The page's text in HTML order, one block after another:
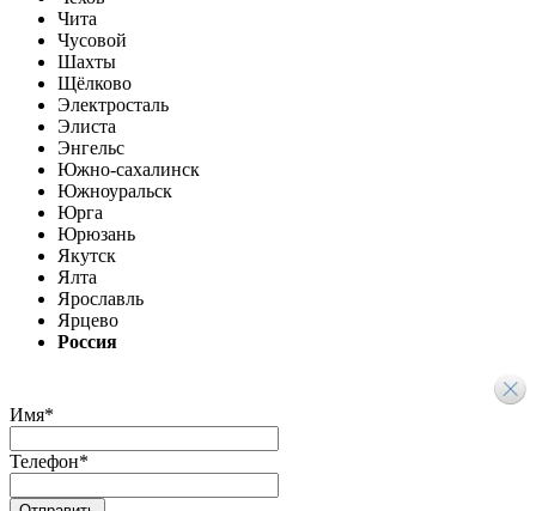
Чита
Чусовой
Шахты
Щёлково
Электросталь
Элиста
Энгельс
Южно-сахалинск
Южноуральск
Юрга
Юрюзань
Якутск
Ялта
Ярославль
Ярцево
Россия
Имя*
Телефон*